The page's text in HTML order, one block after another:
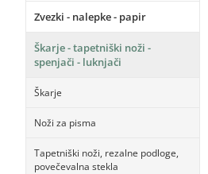
Zvezki - nalepke - papir
Škarje - tapetniški noži -
spenjači - luknjači
Škarje
Noži za pisma
Tapetniški noži, rezalne podloge,
povečevalna stekla